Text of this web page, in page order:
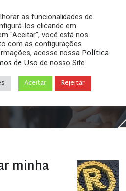
de marca"
minha
as funcionalidades de
los clicando em
"Aceitar", você está nos
com as configurações
acesse nossa Política
de Uso de nosso Site.
Aceitar Rejeitar